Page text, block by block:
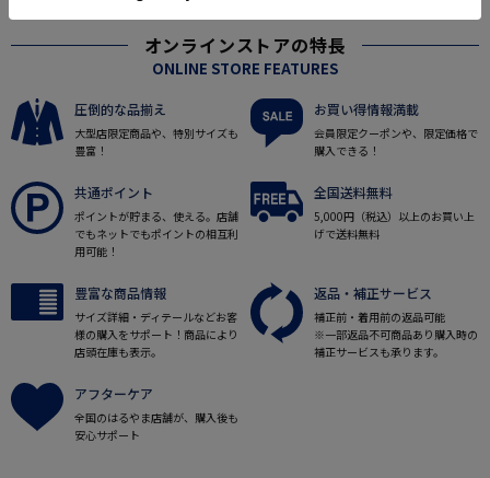
オンラインストアの特長
ONLINE STORE FEATURES
圧倒的な品揃え
大型店限定商品や、特別サイズも
豊富！
お買い得情報満載
会員限定クーポンや、限定価格で
購入できる！
共通ポイント
ポイントが貯まる、使える。店舗
でもネットでもポイントの相互利
用可能！
全国送料無料
5,000円（税込）以上のお買い上
げで送料無料
豊富な商品情報
サイズ詳細・ディテールなどお客
様の購入をサポート！商品により
店頭在庫も表示。
返品・補正サービス
補正前・着用前の返品可能
※一部返品不可商品あり購入時の
補正サービスも承ります。
アフターケア
全国のはるやま店舗が、購入後も
安心サポート